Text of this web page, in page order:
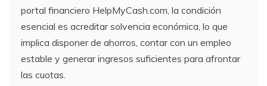
portal financiero HelpMyCash.com, la condición
esencial es acreditar solvencia económica, lo que
implica disponer de ahorros, contar con un empleo
estable y generar ingresos suficientes para afrontar
las cuotas.